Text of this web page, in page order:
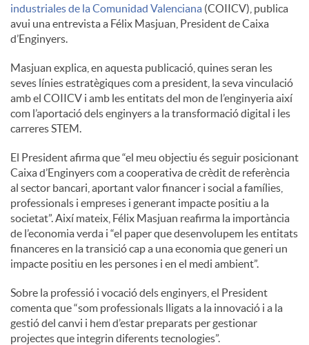
n
t
i
n
g
u
t
s
industriales de la Comunidad Valenciana (COIICV), publica
avui una entrevista a Félix Masjuan, President de Caixa
d’Enginyers.
Masjuan explica, en aquesta publicació, quines seran les
seves línies estratègiques com a president, la seva vinculació
amb el COIICV i amb les entitats del mon de l’enginyeria així
com l’aportació dels enginyers a la transformació digital i les
carreres STEM.
El President afirma que “el meu objectiu és seguir posicionant
Caixa d’Enginyers com a cooperativa de crèdit de referència
al sector bancari, aportant valor financer i social a famílies,
professionals i empreses i generant impacte positiu a la
societat”. Així mateix, Félix Masjuan reafirma la importància
de l’economia verda i “el paper que desenvolupem les entitats
financeres en la transició cap a una economia que generi un
impacte positiu en les persones i en el medi ambient”.
Sobre la professió i vocació dels enginyers, el President
comenta que “som professionals lligats a la innovació i a la
gestió del canvi i hem d’estar preparats per gestionar
projectes que integrin diferents tecnologies”.